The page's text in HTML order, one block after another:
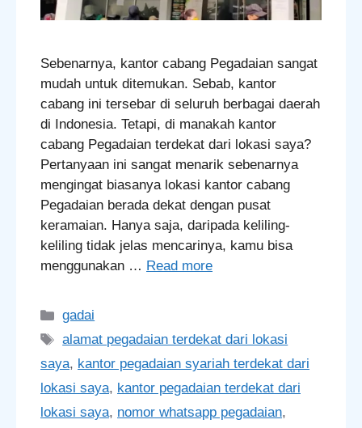
Sebenarnya, kantor cabang Pegadaian sangat
mudah untuk ditemukan. Sebab, kantor
cabang ini tersebar di seluruh berbagai daerah
di Indonesia. Tetapi, di manakah kantor
cabang Pegadaian terdekat dari lokasi saya?
Pertanyaan ini sangat menarik sebenarnya
mengingat biasanya lokasi kantor cabang
Pegadaian berada dekat dengan pusat
keramaian. Hanya saja, daripada keliling-
keliling tidak jelas mencarinya, kamu bisa
menggunakan … Read more
Categories
gadai
Tags
alamat pegadaian terdekat dari lokasi
saya, kantor pegadaian syariah terdekat dari
lokasi saya, kantor pegadaian terdekat dari
lokasi saya, nomor whatsapp pegadaian,